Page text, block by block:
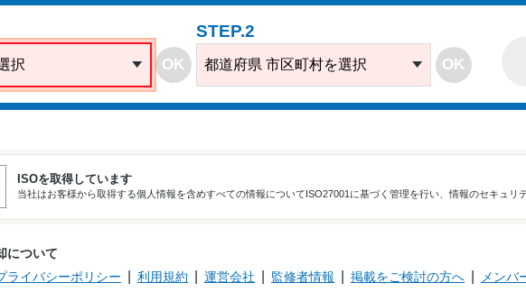
ＪＲ奈良線/新田
京都府宇治市広野
町中島
3900
121.98m²
89.91m²
京阪宇治線/黄檗 2700万円台 2LDKS
ＪＲ奈良線/木幡
京都府宇治市五ケ
2900
79.65m²
3LDK
近鉄京都線/大久 京都府宇治市大久 95.9m²
択 OK
STEP.2
都道府県 市区町村を選択 OK
ISOを取得しています
当社はお客様から取得する個人情報を含めすべての情報についてISO27001に基づく管理を行い、情報のセキュリ
について
ライバシーポリシー 利用規約 運営会社 監修者情報 掲載をご検討の方へ メンバ